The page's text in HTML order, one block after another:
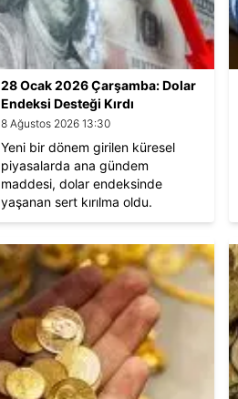
28 Ocak 2026 Çarşamba: Dolar
Endeksi Desteği Kırdı
8 Ağustos 2026 13:30
Yeni bir dönem girilen küresel
piyasalarda ana gündem
maddesi, dolar endeksinde
yaşanan sert kırılma oldu.